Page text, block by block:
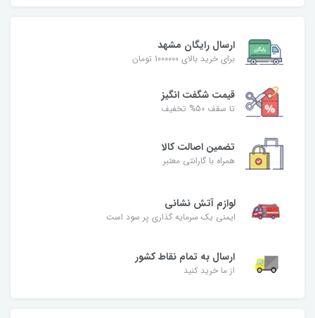
ارسال رایگان مشهد
برای خرید بالای 1000000 تومان
قیمت شگفت‌ انگیز
تا سقف 50% تخفیف
تضمین اصالت کالا
همراه با گارانتی معتبر
لوازم آتش نشانی
ایمنی یک سرمایه گذاری پر سود است
ارسال به تمام نقاط کشور
از ما خرید کنید